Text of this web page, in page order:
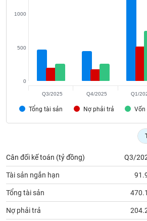
Tổng tài sản Nợ phải trả Vốn
0
500
1000
Q3/2025 Q4/2025 Q1/
Cân đối kế toán (tỷ đồng) Q3/
Tài sản ngắn hạn
Tổng tài sản
Nợ phải trả
(-)
Dịch
Sách
tài
chính